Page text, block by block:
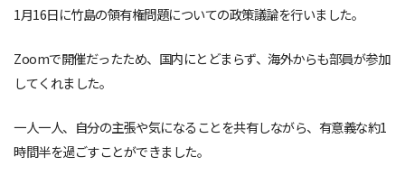
1月16日に竹島の領有権問題についての政策議論を行いました。
Zoomで開催だったため、国内にとどまらず、海外からも部員が参加
してくれました。
一人一人、自分の主張や気になることを共有しながら、有意義な約1
時間半を過ごすことができました。